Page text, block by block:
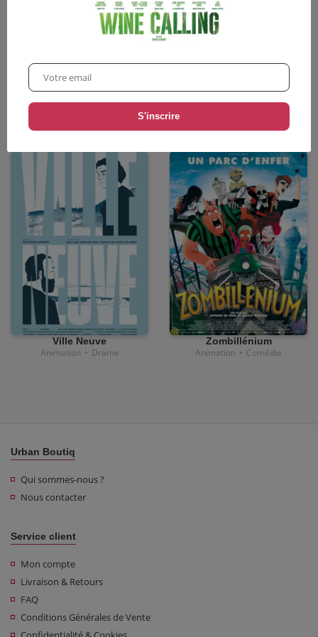
• 3,90€
Ville Neuve
Animation • Drame
Zombillénium
Animation • Comédie
Urban Boutiq
Qui sommes-nous ?
Nous contacter
Service client
Mon compte
Livraison & Retours
FAQ
Conditions Générales de Vente